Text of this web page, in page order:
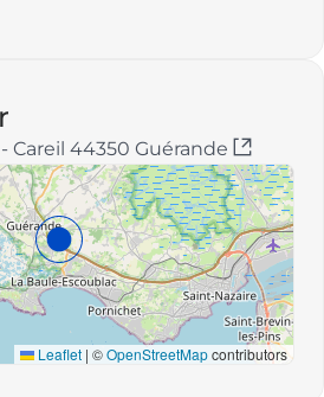
Careil 44350 Guérande
Leaflet | ©OpenStreetMapcontributors